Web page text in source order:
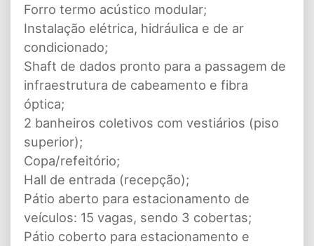
Forro termo acústico modular;
Instalação elétrica, hidráulica e de ar
condicionado;
Shaft de dados pronto para a passagem de
infraestrutura de cabeamento e fibra
óptica;
2 banheiros coletivos com vestiários (piso
superior);
Copa/refeitório;
Hall de entrada (recepção);
Pátio aberto para estacionamento de
veículos: 15 vagas, sendo 3 cobertas;
Pátio coberto para estacionamento e